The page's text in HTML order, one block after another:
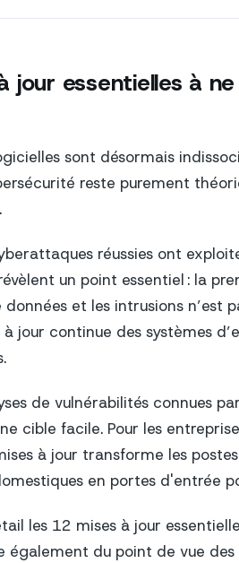
jour essentielles à
sont désormais
reste purement
réussies ont
un point essentiel : la
et les intrusions n’est
jour continue des systèmes
de vulnérabilités connues
cible facile. Pour les
à jour transforme les
en portes d'entrée
les 12 mises à jour
également du point de vue